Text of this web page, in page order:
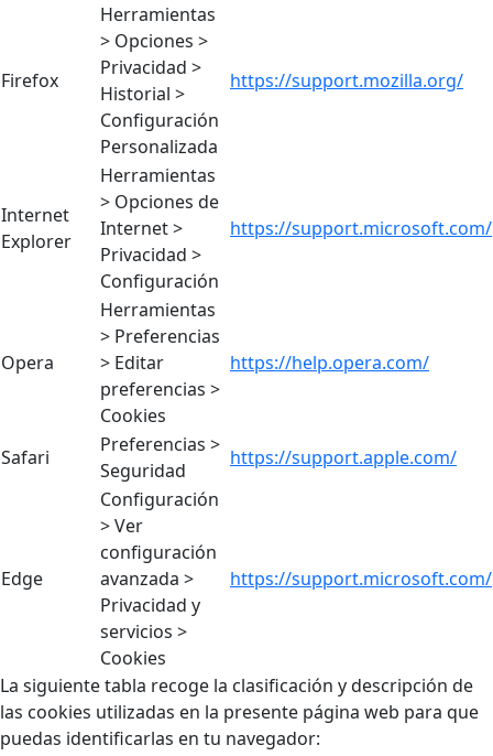
Firefox
Herramientas
> Opciones >
Privacidad >
Historial >
Configuración
Personalizada
https://support.mozilla.org/
Internet
Explorer
Herramientas
> Opciones de
Internet >
Privacidad >
Configuración
https://support.microsoft.com/
Opera
Herramientas
> Preferencias
> Editar
preferencias >
Cookies
https://help.opera.com/
Safari
Preferencias >
Seguridad
https://support.apple.com/
Edge
Configuración
> Ver
configuración
avanzada >
Privacidad y
servicios >
Cookies
https://support.microsoft.com/
La siguiente tabla recoge la clasificación y descripción de
las cookies utilizadas en la presente página web para que
puedas identificarlas en tu navegador: